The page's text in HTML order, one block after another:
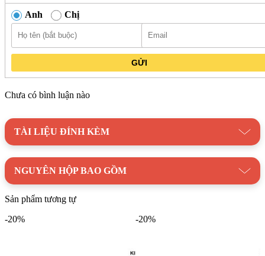
Chậu lavabo đặt bàn Kanly bằng sứ SU123 kiểu dáng mộc mạc và cổ
Danh mục: Chậu Rửa Lavabo
Anh Chị
GỬI
Chưa có bình luận nào
TÀI LIỆU ĐÍNH KÈM
NGUYÊN HỘP BAO GỒM
Sản phẩm tương tự
-20%
-20%